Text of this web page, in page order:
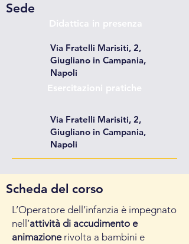
Sede
Didattica in presenza
Via Fratelli Marisiti, 2,
Giugliano in Campania,
Napoli
Esercitazioni pratiche
Via Fratelli Marisiti, 2,
Giugliano in Campania,
Napoli
Scheda del corso
L’Operatore dell’infanzia è impegnato
nell’attività di accudimento e
animazionerivolta a bambini e